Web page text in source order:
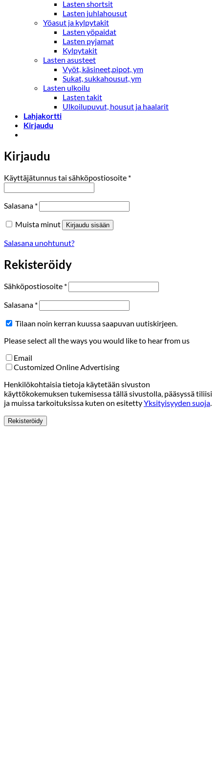
Lasten shortsit
Lasten juhlahousut
Yöasut ja kylpytakit
Lasten yöpaidat
Lasten pyjamat
Kylpytakit
Lasten asusteet
Vyöt, käsineet,pipot, ym
Sukat, sukkahousut, ym
Lasten ulkoilu
Lasten takit
Ulkoilupuvut, housut ja haalarit
Lahjakortti
Kirjaudu
Kirjaudu
Käyttäjätunnus tai sähköpostiosoite *Vaaditaan
Salasana *Vaaditaan
Muista minut Kirjaudu sisään
Salasana unohtunut?
Rekisteröidy
Sähköpostiosoite *Vaaditaan
Salasana *Vaaditaan
Tilaan noin kerran kuussa saapuvan uutiskirjeen.
Please select all the ways you would like to hear from us
Email
Customized Online Advertising
Henkilökohtaisia tietoja käytetään sivuston
käyttökokemuksen tukemisessa tällä sivustolla, pääsyssä tiliisi
ja muissa tarkoituksissa kuten on esitettyYksityisyyden suoja
Rekisteröidy